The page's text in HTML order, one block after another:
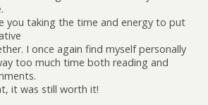
you taking the time and energy to put
I once again find myself personally
too much time both reading and
it was still worth it!